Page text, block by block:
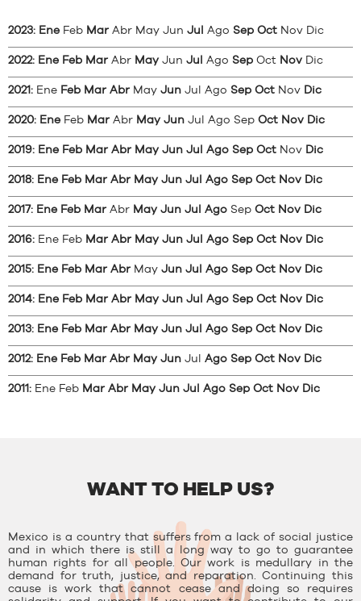
2023: Ene Feb Mar Abr May Jun Jul Ago Sep Oct Nov Dic
2022: Ene Feb Mar Abr May Jun Jul Ago Sep Oct Nov Dic
2021: Ene Feb Mar Abr May Jun Jul Ago Sep Oct Nov Dic
2020: Ene Feb Mar Abr May Jun Jul Ago Sep Oct Nov Dic
2019: Ene Feb Mar Abr May Jun Jul Ago Sep Oct Nov Dic
2018: Ene Feb Mar Abr May Jun Jul Ago Sep Oct Nov Dic
2017: Ene Feb Mar Abr May Jun Jul Ago Sep Oct Nov Dic
2016: Ene Feb Mar Abr May Jun Jul Ago Sep Oct Nov Dic
2015: Ene Feb Mar Abr May Jun Jul Ago Sep Oct Nov Dic
2014: Ene Feb Mar Abr May Jun Jul Ago Sep Oct Nov Dic
2013: Ene Feb Mar Abr May Jun Jul Ago Sep Oct Nov Dic
2012: Ene Feb Mar Abr May Jun Jul Ago Sep Oct Nov Dic
2011: Ene Feb Mar Abr May Jun Jul Ago Sep Oct Nov Dic
WANT TO HELP US?
Mexico is a country that suffers from a lack of social justice
and in which there is still a long way to go to guarantee
human rights for all people. Our work is medullary in the
demand for truth, justice, and reparation. Continuing this
cause is work that cannot cease and doing so requires